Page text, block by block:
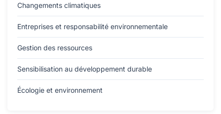
Changements climatiques
Entreprises et responsabilité environnementale
Gestion des ressources
Sensibilisation au développement durable
Écologie et environnement